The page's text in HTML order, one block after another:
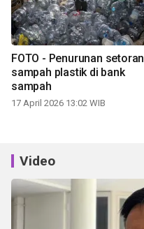
FOTO - Penurunan setoran
sampah plastik di bank
sampah
17 April 2026 13:02 WIB
Video